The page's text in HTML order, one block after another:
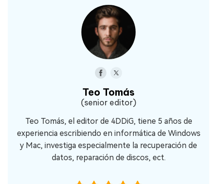
Teo Tomás
(senior editor)
Teo Tomás, el editor de 4DDiG, tiene 5 años de
experiencia escribiendo en informática de Windows
y Mac, investiga especialmente la recuperación de
datos, reparación de discos, ect.